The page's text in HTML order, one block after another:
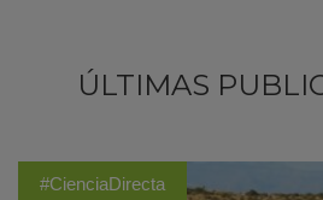
ÚLTIMAS
#CienciaDirecta